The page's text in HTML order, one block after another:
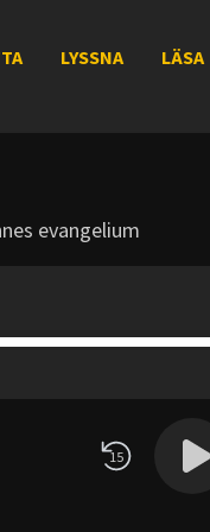
LYSSNA LÄSA
evangelium
15